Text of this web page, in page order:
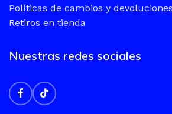
Políticas de cambios y devoluciones
Retiros en tienda
Nuestras redes sociales